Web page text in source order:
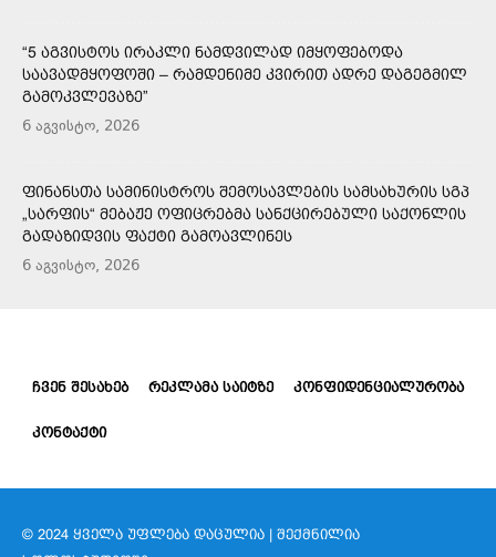
“5 ᲐᲒᲕᲘᲡᲢᲝᲡ ᲘᲠᲐᲙᲚᲘ ᲜᲐᲛᲓᲕᲘᲚᲐᲓ ᲘᲛᲧᲝᲤᲔᲑᲝᲓᲐ
ᲡᲐᲐᲕᲐᲓᲛᲧᲝᲤᲝᲨᲘ – ᲠᲐᲛᲓᲔᲜᲘᲛᲔ ᲙᲕᲘᲠᲘᲗ ᲐᲓᲠᲔ ᲓᲐᲒᲔᲒᲛᲘᲚ
ᲒᲐᲛᲝᲙᲕᲚᲔᲕᲐᲖᲔ”
6 აგვისტო, 2026
ᲤᲘᲜᲐᲜᲡᲗᲐ ᲡᲐᲛᲘᲜᲘᲡᲢᲠᲝᲡ ᲨᲔᲛᲝᲡᲐᲕᲚᲔᲑᲘᲡ ᲡᲐᲛᲡᲐᲮᲣᲠᲘᲡ ᲡᲒᲞ
„ᲡᲐᲠᲤᲘᲡ“ ᲛᲔᲑᲐᲟᲔ ᲝᲤᲘᲪᲠᲔᲑᲛᲐ ᲡᲐᲜᲥᲪᲘᲠᲔᲑᲣᲚᲘ ᲡᲐᲥᲝᲜᲚᲘᲡ
ᲒᲐᲓᲐᲖᲘᲓᲕᲘᲡ ᲤᲐᲥᲢᲘ ᲒᲐᲛᲝᲐᲕᲚᲘᲜᲔᲡ
6 აგვისტო, 2026
ᲩᲕᲔᲜ ᲨᲔᲡᲐᲮᲔᲑ ᲠᲔᲙᲚᲐᲛᲐ ᲡᲐᲘᲢᲖᲔ ᲙᲝᲜᲤᲘᲓᲔᲜᲪᲘᲐᲚᲣᲠᲝᲑᲐ
ᲙᲝᲜᲢᲐᲥᲢᲘ
© 2024 ᲧᲕᲔᲚᲐ ᲣᲤᲚᲔᲑᲐ ᲓᲐᲪᲣᲚᲘᲐ | ᲨᲔᲥᲛᲜᲘᲚᲘᲐ